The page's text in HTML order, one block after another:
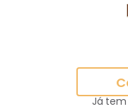
Já